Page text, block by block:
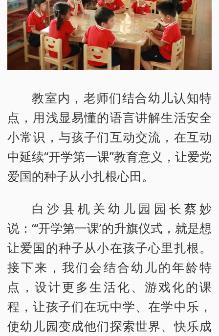
教室内，老师们结合幼儿认知特
点，用浅显易懂的语言讲解生活安全
小常识，与孩子们互动交流，在互动
中延续“开学第一课”教育意义，让爱党
爱国的种子从小扎根心田。
白沙县机关幼儿园园长蔡妙
说：“‘开学第一课’的升旗仪式，就是想
让爱国的种子从小在孩子心里扎根。
接下来，我们会结合幼儿的年龄特
点，设计更多生活化、游戏化的课
程，让孩子们在玩中学、在学中乐，
使幼儿园变成他们探索世界、快乐成